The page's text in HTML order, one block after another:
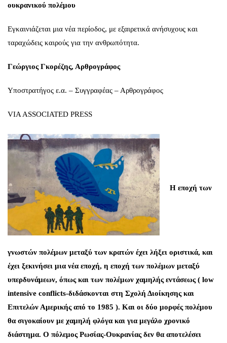
ουκρανικού πολέμου
Εγκαινιάζεται μια νέα περίοδος, με εξαιρετικά ανήσυχους και
ταραχώδεις καιρούς για την ανθρωπότητα.
Γεώργιος Γκορέζης, Αρθρογράφος
Υποστρατήγος ε.α. – Συγγραφέας – Αρθρογράφος
VIA ASSOCIATED PRESS
Η εποχή των
γνωστών πολέμων μεταξύ των κρατών έχει λήξει οριστικά, και
έχει ξεκινήσει μια νέα εποχή, η εποχή των πολέμων μεταξύ
υπερδυνάμεων, όπως και των πολέμων χαμηλής εντάσεως ( low
intensive conflicts-διδάσκονται στη Σχολή Διοίκησης και
Επιτελών Αμερικής από το 1985 ). Και οι δύο μορφές πολέμου
θα σιγοκαίουν με χαμηλή φλόγα και για μεγάλο χρονικό
διάστημα. O πόλεμος Ρωσίας-Ουκρανίας δεν θα αποτελέσει